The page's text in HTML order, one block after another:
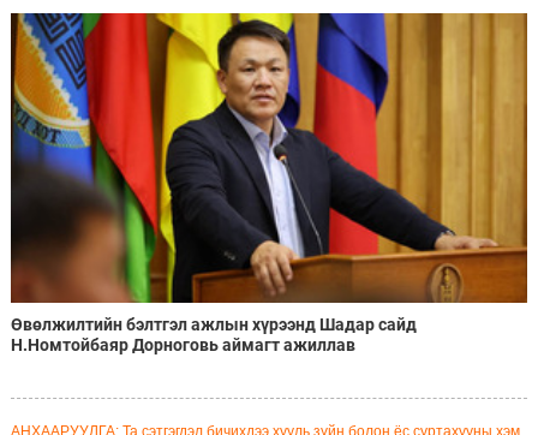
Өвөлжилтийн бэлтгэл ажлын хүрээнд Шадар сайд
Н.Номтойбаяр Дорноговь аймагт ажиллав
АНХААРУУЛГА: Та сэтгэгдэл бичихдээ хууль зүйн болон ёс суртахууны хэм